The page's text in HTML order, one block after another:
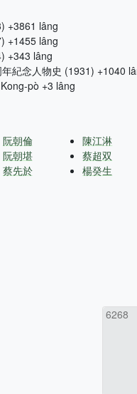
+3861 lâng
+1455 lâng
+343 lâng
紀念人物史 (1931) +1040
pò +3 lâng
阮朝倫
阮朝堪
蔡先於
陳江淋
蔡超双
楊癸生
6268